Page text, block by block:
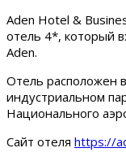
Aden Hotel &
отель 4*, который
Aden.
Отель расположен
индустриальном
Национального
Сайт отеля https://